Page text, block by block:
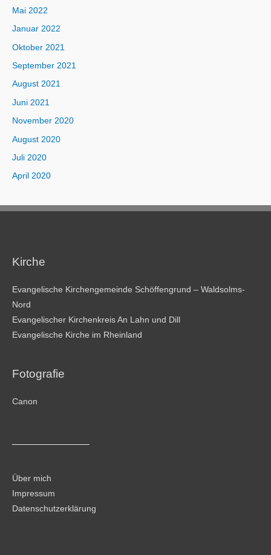
Mai 2022
Januar 2022
Oktober 2021
September 2021
August 2021
Juni 2021
November 2020
August 2020
Juli 2020
April 2020
Kirche
Evangelische Kirchengemeinde Schöffengrund – Waldsolms-
Nord
Evangelischer Kirchenkreis An Lahn und Dill
Evangelische Kirche im Rheinland
Fotografie
Canon
Über mich
Impressum
Datenschutzerklärung